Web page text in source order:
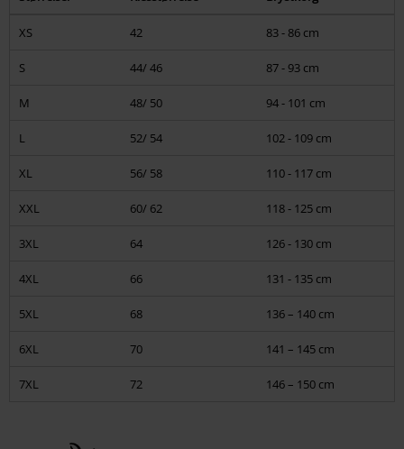
gensere
Korsett
Bukser & shorts & skjørt
XS 42 83 - 86 cm
S 44/ 46 87 - 93 cm
M 48/ 50 94 - 101 cm
L 52/ 54 102 - 109 cm
XL 56/ 58 110 - 117 cm
XXL 60/ 62 118 - 125 cm
3XL 64 126 - 130 cm
4XL 66 131 - 135 cm
5XL 68 136 – 140 cm
6XL 70 141 – 145 cm
7XL 72 146 – 150 cm